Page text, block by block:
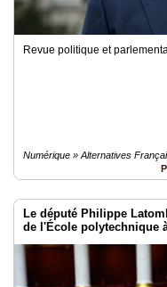
Revue politique et
Numérique » Alternatives
Le député Philippe
de l'École polytechnique